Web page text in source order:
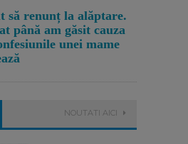
să renunț la alăptare.
până am găsit cauza
unei mame
NOUTATI AICI